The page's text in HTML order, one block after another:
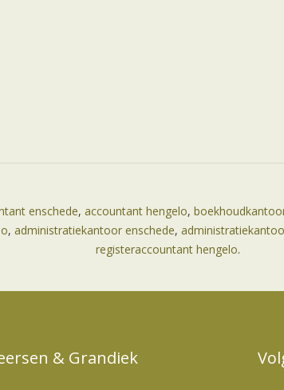
enschede, accountant hengelo,
, administratiekantoor enschede,
registeraccountant hengelo.
& Grandiek